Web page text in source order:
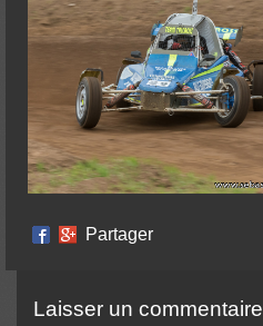
Partager
Laisser un commentaire